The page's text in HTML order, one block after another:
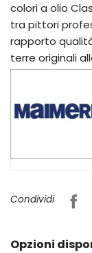
colori a olio
tra pittori
rapporto
terre originali
Condividi
Opzioni